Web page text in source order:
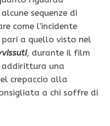
sequenze di
come l’incidente
pari a quello visto nel
, durante il film
addirittura una
crepaccio alla
a chi soffre di